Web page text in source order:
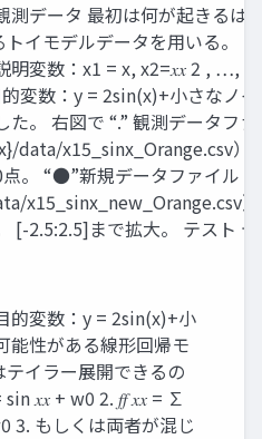
測データ 最初は何が起きるは
イモデルデータを用いる。
明変数：x1 = x, x2=𝑥𝑥 2 , …,
変数：y = 2sin(x)+小さなノイ
。 右図で “.” 観測データファ
data/x15_sinx_Orange.csv）
。 “●”新規データファイル
x15_sinx_new_Orange.csv）
[-2.5:2.5]まで拡大。 テスト デ
的変数：y = 2sin(x)+小
能性がある線形回帰モ
イラー展開できるの
sin 𝑥𝑥 + w0 2. 𝑓𝑓 𝑥𝑥 = ∑
3. もしくは両者が混じ